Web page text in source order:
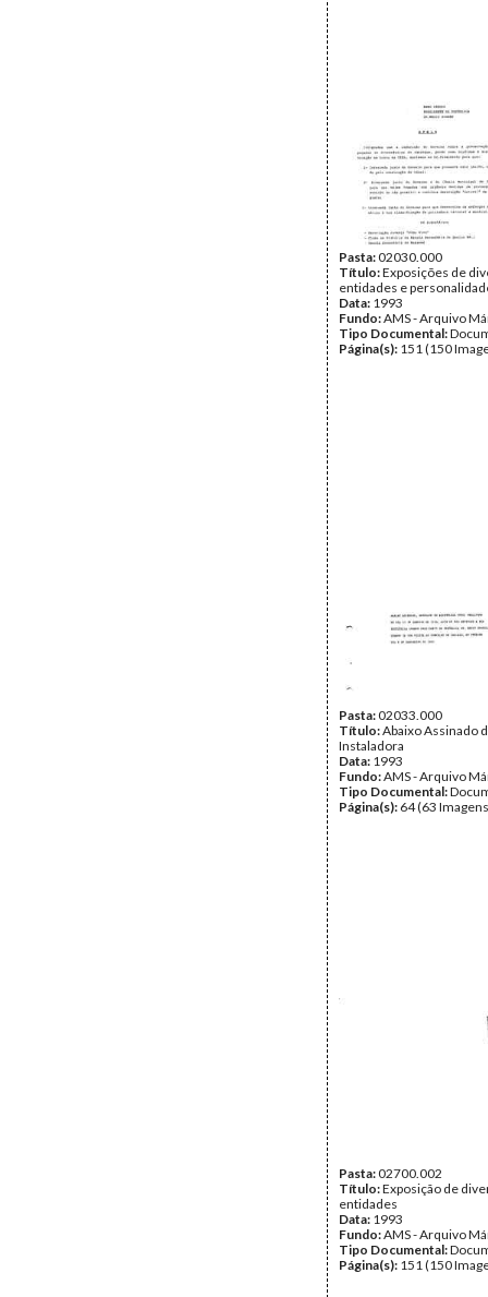
Pasta:02030.000
Título:Exposições de
entidades e
Data: 1993
Fundo:AMS - Arquivo
Tipo Documental:
Página(s): 151 (150
Pasta:02033.000
Título:Abaixo Assinado
Instaladora
Data: 1993
Fundo:AMS - Arquivo
Tipo Documental:
Página(s): 64 (63
Pasta:02700.002
Título:Exposição de
entidades
Data: 1993
Fundo:AMS - Arquivo
Tipo Documental:
Página(s): 151 (150